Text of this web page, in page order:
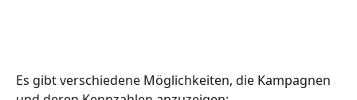
Es gibt verschiedene Möglichkeiten, die Kampagnen